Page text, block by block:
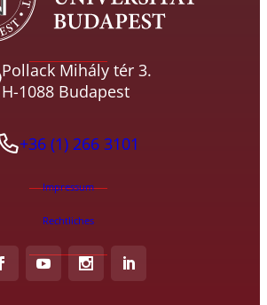
Pollack Mihály tér 3.
H-1088 Budapest
+36 (1) 266 3101
Impressum
Rechtliches